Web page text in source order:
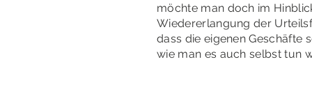
möchte man doch im
Wiedererlangung der
dass die eigenen Geschäfte
wie man es auch selbst tun